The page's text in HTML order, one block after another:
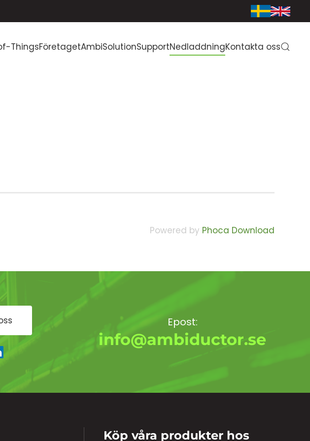
ThingsFöretagetAmbiSolutionSupportNedladdningKontakta oss
Powered by Phoca Download
Epost:
info@ambiductor.se
Köp våra produkter hos